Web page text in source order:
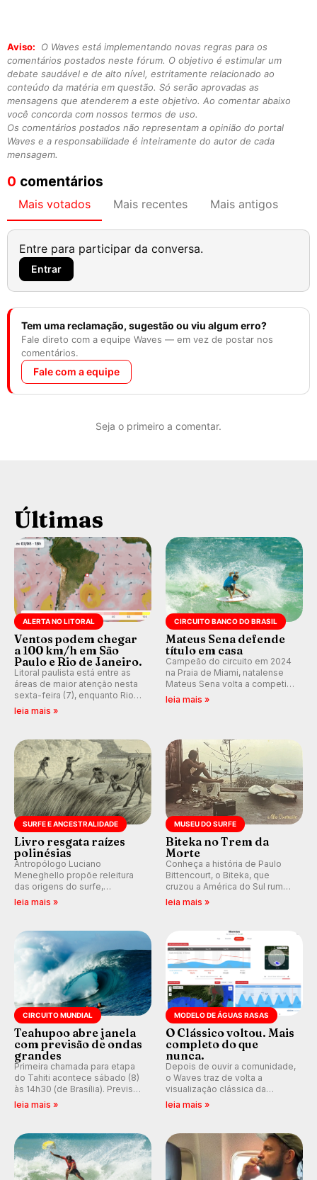
Aviso:
O Waves está implementando novas regras para os
comentários postados neste fórum. O objetivo é estimular um
debate saudável e de alto nível, estritamente relacionado ao
conteúdo da matéria em questão. Só serão aprovadas as
mensagens que atenderem a este objetivo. Ao comentar abaixo
você concorda com nossos termos de uso.
Os comentários postados não representam a opinião do portal
Waves e a responsabilidade é inteiramente do autor de cada
mensagem.
0 comentários
Mais votados Mais recentes Mais antigos
Entre para participar da conversa.
Entrar
Tem uma reclamação, sugestão ou viu algum erro?
Fale direto com a equipe Waves — em vez de postar nos
comentários.
Fale com a equipe
Seja o primeiro a comentar.
Últimas
ALERTA NO LITORAL
Ventos podem chegar
a 100 km/h em São
Paulo e Rio de Janeiro.
Litoral paulista está entre as
áreas de maior atenção nesta
sexta-feira (7), enquanto Rio
de Janeiro também recebe
km/h em Itanhaém.
leia mais »
CIRCUITO BANCO DO BRASIL
Mateus Sena defende
título em casa
Campeão do circuito em 2024
na Praia de Miami, natalense
Mateus Sena volta a competir
em casa em busca de manter a
leia mais »
SURFE E ANCESTRALIDADE
Livro resgata raízes
polinésias
Antropólogo Luciano
Meneghello propõe releitura
das origens do surfe,
resgatando a cultura polinésia
prática em esporte e indústria.
leia mais »
MUSEU DO SURFE
Biteka no Trem da
Morte
Conheça a história de Paulo
Bittencourt, o Biteka, que
cruzou a América do Sul rumo
ao Pacífico em uma jornada
leia mais »
CIRCUITO MUNDIAL
Teahupoo abre janela
com previsão de ondas
grandes
Primeira chamada para etapa
do Tahiti acontece sábado (8)
às 14h30 (de Brasília). Previsão
indica swell consistente.
Kelly Slater convidado.
leia mais »
MODELO DE ÁGUAS RASAS
O Clássico voltou. Mais
completo do que
nunca.
Depois de ouvir a comunidade,
o Waves traz de volta a
visualização clássica da
previsão de águas rasas,
ondas para até 16 dias.
leia mais »